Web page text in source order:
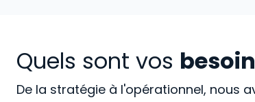
Quels sont vos
De la stratégie à l'opérationnel, nous